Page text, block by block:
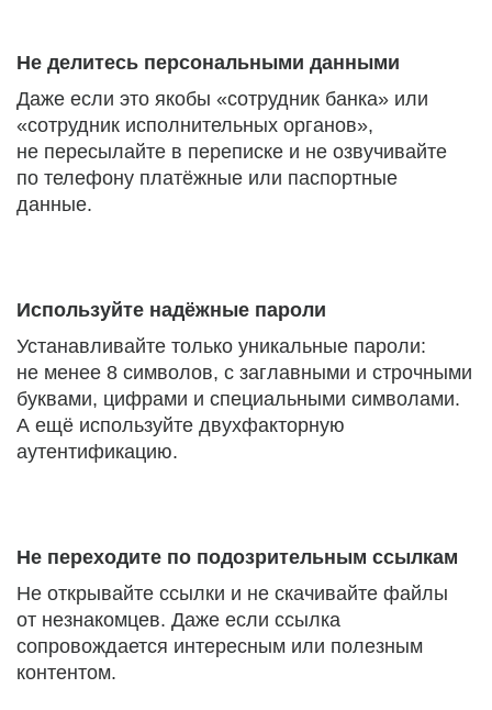
Не делитесь персональными данными
Даже если это якобы «сотрудник банка» или
«сотрудник исполнительных органов»,
не пересылайте в переписке и не озвучивайте
по телефону платёжные или паспортные
данные.
Используйте надёжные пароли
Устанавливайте только уникальные пароли:
не менее 8 символов, с заглавными и строчными
буквами, цифрами и специальными символами.
А ещё используйте двухфакторную
аутентификацию.
Не переходите по подозрительным ссылкам
Не открывайте ссылки и не скачивайте файлы
от незнакомцев. Даже если ссылка
сопровождается интересным или полезным
контентом.